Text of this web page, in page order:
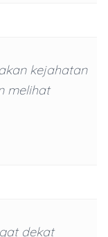
kejahatan
melihat
dekat